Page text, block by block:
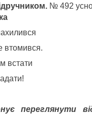
№ 492
втомився.
встати
переглянути